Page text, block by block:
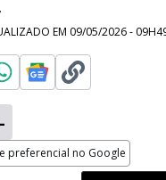
EM 09/05/2026 -
preferencial no Google